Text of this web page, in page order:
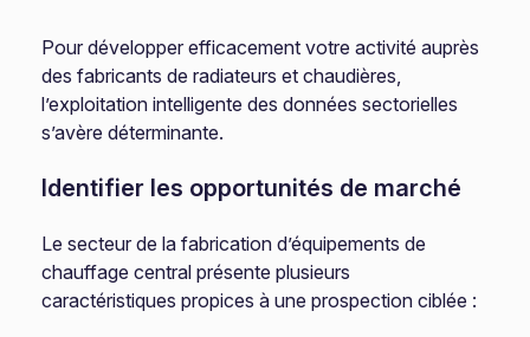
Pour développer efficacement votre activité auprès
des fabricants de radiateurs et chaudières,
l’exploitation intelligente des données sectorielles
s’avère déterminante.
Identifier les opportunités de marché
Le secteur de la fabrication d’équipements de
chauffage central présente plusieurs
caractéristiques propices à une prospection ciblée :